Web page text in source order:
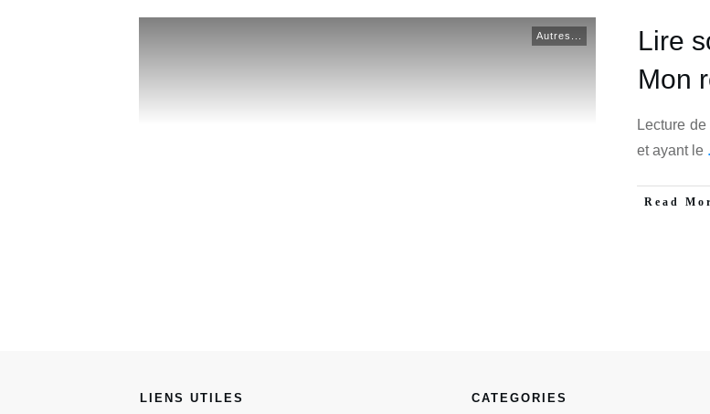
Autres...
Lire
Mon
Lecture
et ayant le
Read
LIENS UTILES CATEGORIES